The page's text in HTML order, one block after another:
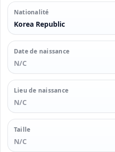
Nationalité
Korea Republic
Date de naissance
N/C
Lieu de naissance
N/C
Taille
N/C